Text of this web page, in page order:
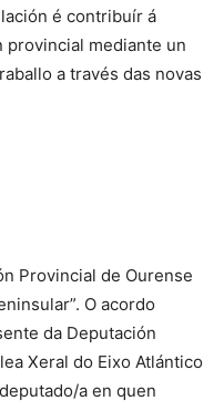
é contribuír á
provincial mediante un
a través das novas
Provincial de Ourense
O acordo
da Deputación
Xeral do Eixo Atlántico
a en quen